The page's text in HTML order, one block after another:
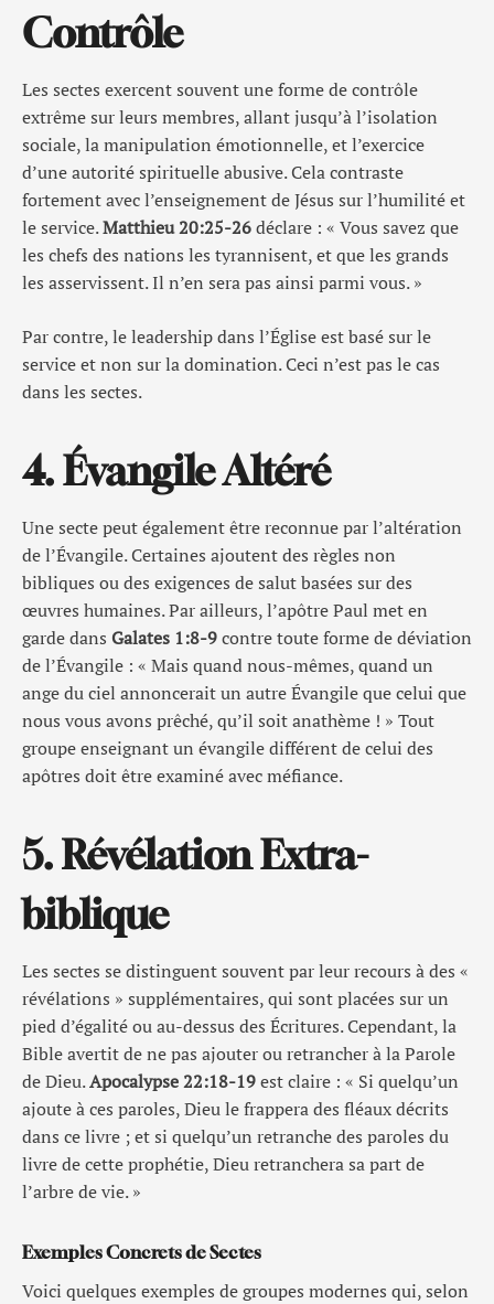
Contrôle
Les sectes exercent souvent une forme de contrôle
extrême sur leurs membres, allant jusqu’à l’isolation
sociale, la manipulation émotionnelle, et l’exercice
d’une autorité spirituelle abusive. Cela contraste
fortement avec l’enseignement de Jésus sur l’humilité et
le service.Matthieu 20:25-26déclare : « Vous savez que
les chefs des nations les tyrannisent, et que les grands
les asservissent. Il n’en sera pas ainsi parmi vous. »
Par contre, le leadership dans l’Église est basé sur le
service et non sur la domination. Ceci n’est pas le cas
dans les sectes.
4. Évangile Altéré
Une secte peut également être reconnue par l’altération
de l’Évangile. Certaines ajoutent des règles non
bibliques ou des exigences de salut basées sur des
œuvres humaines. Par ailleurs, l’apôtre Paul met en
garde dans Galates 1:8-9contre toute forme de déviation
de l’Évangile : « Mais quand nous-mêmes, quand un
ange du ciel annoncerait un autre Évangile que celui que
nous vous avons prêché, qu’il soit anathème ! » Tout
groupe enseignant un évangile différent de celui des
apôtres doit être examiné avec méfiance.
5. Révélation Extra-
biblique
Les sectes se distinguent souvent par leur recours à des «
révélations » supplémentaires, qui sont placées sur un
pied d’égalité ou au-dessus des Écritures. Cependant, la
Bible avertit de ne pas ajouter ou retrancher à la Parole
de Dieu.Apocalypse 22:18-19est claire : « Si quelqu’un
ajoute à ces paroles, Dieu le frappera des fléaux décrits
dans ce livre ; et si quelqu’un retranche des paroles du
livre de cette prophétie, Dieu retranchera sa part de
l’arbre de vie. »
Exemples Concrets de Sectes
Voici quelques exemples de groupes modernes qui, selon